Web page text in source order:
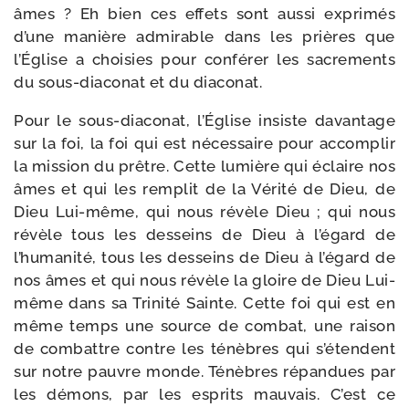
âmes ? Eh bien ces effets sont aus­si expri­més
d’une manière admi­rable dans les prières que
l’Église a choi­sies pour confé­rer les sacre­ments
du sous-​diaconat et du diaconat.
Pour le sous-​diaconat, l’Église insiste davan­tage
sur la foi, la foi qui est néces­saire pour accom­plir
la mis­sion du prêtre. Cette lumière qui éclaire nos
âmes et qui les rem­plit de la Vérité de Dieu, de
Dieu Lui-​même, qui nous révèle Dieu ; qui nous
révèle tous les des­seins de Dieu à l’égard de
l’humanité, tous les des­seins de Dieu à l’égard de
nos âmes et qui nous révèle la gloire de Dieu Lui-​
même dans sa Trinité Sainte. Cette foi qui est en
même temps une source de com­bat, une rai­son
de com­battre contre les ténèbres qui s’étendent
sur notre pauvre monde. Ténèbres répan­dues par
les démons, par les esprits mau­vais. C’est ce